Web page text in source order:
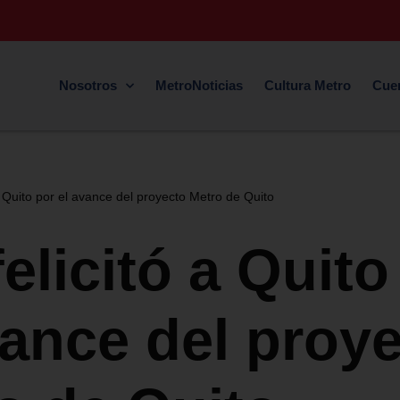
Nosotros MetroNoticias Cultura Metro
por el avance del proyecto Metro de Quito
a
del